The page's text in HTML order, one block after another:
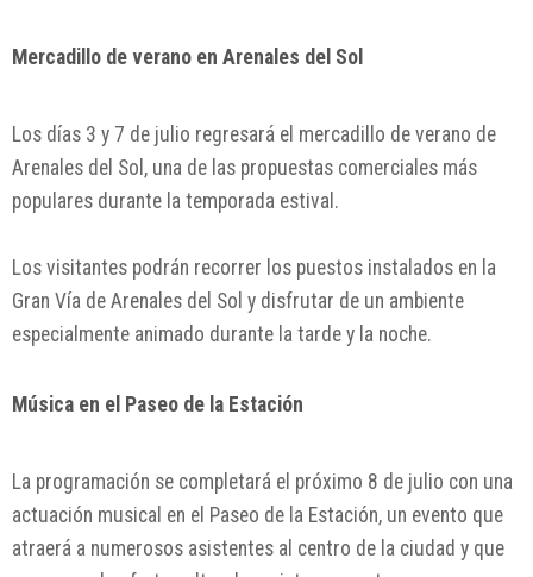
Mercadillo de verano en Arenales del Sol
Los días 3 y 7 de julio regresará el mercadillo de verano de
Arenales del Sol, una de las propuestas comerciales más
populares durante la temporada estival.
Los visitantes podrán recorrer los puestos instalados en la
Gran Vía de Arenales del Sol y disfrutar de un ambiente
especialmente animado durante la tarde y la noche.
Música en el Paseo de la Estación
La programación se completará el próximo 8 de julio con una
actuación musical en el Paseo de la Estación, un evento que
atraerá a numerosos asistentes al centro de la ciudad y que